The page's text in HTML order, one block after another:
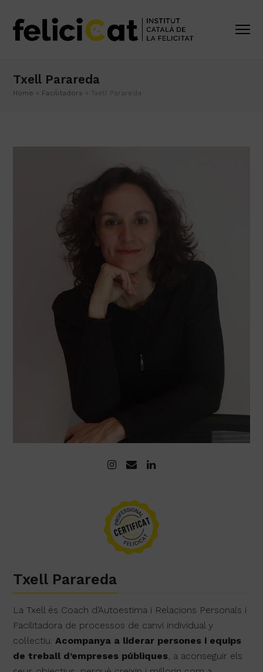
Txell Parareda
Home » Facilitadors » Txell Parareda
Instagram
EmailLinkedIn
Txell Parareda
La Txell és Coach d’Autoestima i Relacions Personals i
Facilitadora de processos de canvi individual y
col·lectiu. Acompanya a liderar persones i equips
de treball d’empreses públiques, a aconseguir els